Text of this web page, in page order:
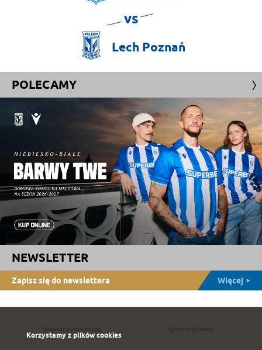
vs
Lech Poznań
POLECAMY
NEWSLETTER
Zapisz się do newslettera Więcej
Korzystamy z plików cookies